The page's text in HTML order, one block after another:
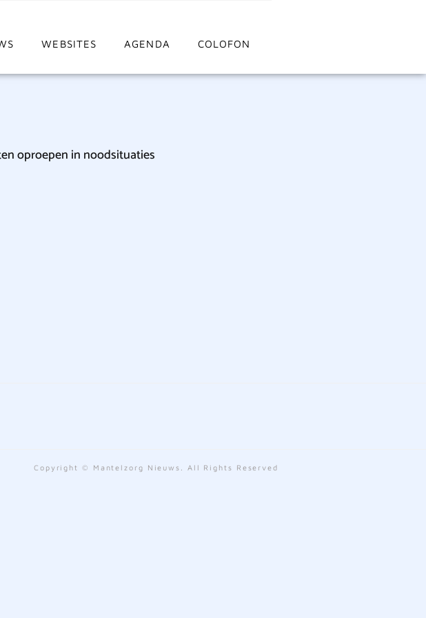
WEBSITES AGENDA COLOFON
oproepen in noodsituaties
Copyright © Mantelzorg Nieuws. All Rights Reserved